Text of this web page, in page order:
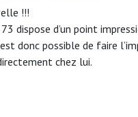
!!!
dispose d’un point
donc possible de faire
chez lui.